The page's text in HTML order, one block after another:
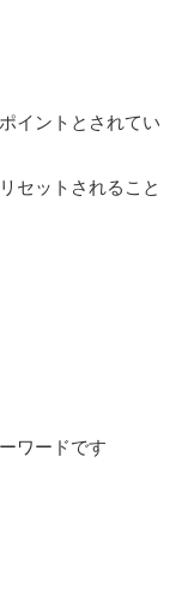
イントとされてい
セットされること
ワードです